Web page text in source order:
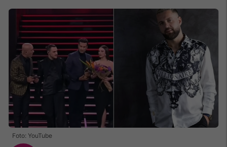
Foto: YouTube